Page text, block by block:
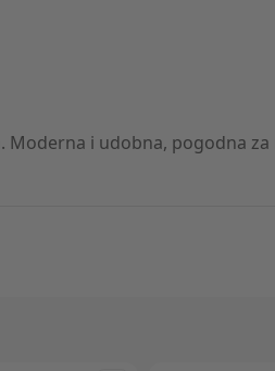
Moderna i udobna, pogodna